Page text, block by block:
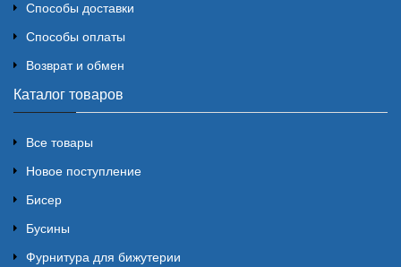
Способы доставки
Способы оплаты
Возврат и обмен
Каталог товаров
Все товары
Новое поступление
Бисер
Бусины
Фурнитура для бижутерии